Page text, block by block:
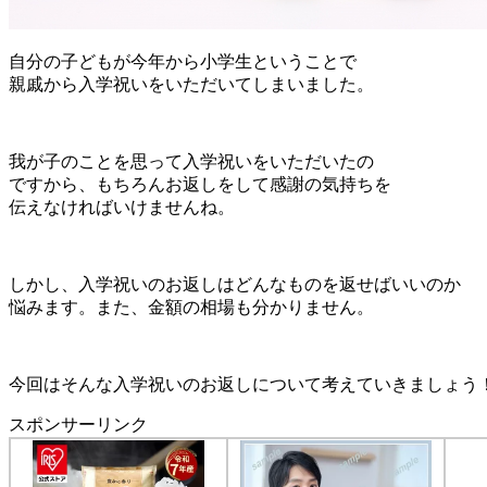
自分の子どもが今年から小学生ということで
親戚から入学祝いをいただいてしまいました。
我が子のことを思って入学祝いをいただいたの
ですから、もちろんお返しをして感謝の気持ちを
伝えなければいけませんね。
しかし、入学祝いのお返しはどんなものを返せばいいのか
悩みます。また、金額の相場も分かりません。
今回はそんな入学祝いのお返しについて考えていきましょう
スポンサーリンク